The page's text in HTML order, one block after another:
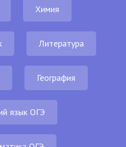
Химия
Литература
География
язык ОГЭ